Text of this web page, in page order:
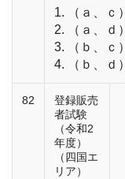
1. （ａ、ｃ）
2. （ａ、ｄ）
3. （ｂ、ｃ）
4. （ｂ、ｄ）
82
登録販売
者試験
（令和2
年度）
（四国エ
リア）